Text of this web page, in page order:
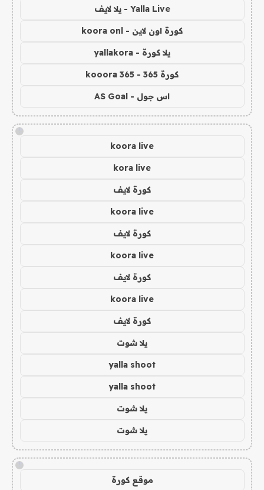
Yalla Live - يلا لايف
كورة اون لاين - koora onl
يلا كورة - yallakora
كورة 365 - kooora 365
اس جول - AS Goal
!
koora live
kora live
كورة لايف
koora live
كورة لايف
koora live
كورة لايف
koora live
كورة لايف
يلا شوت
yalla shoot
yalla shoot
يلا شوت
يلا شوت
!
موقع كورة